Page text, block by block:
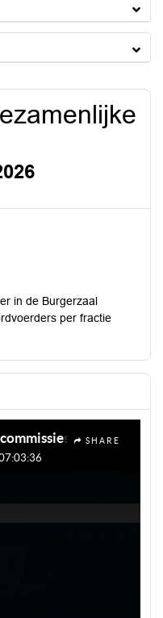
in de Burgerzaal
per fractie